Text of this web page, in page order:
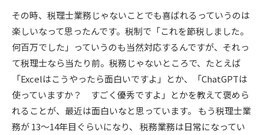
その時、税理士業務じゃないことでも喜ばれるっていうのは
楽しいなって思ったんです。税制で「これを節税しました。
何百万でした」っていうのも当然対応するんですが、それっ
て税理士なら当たり前。税務じゃないところで、たとえば
「Excelはこうやったら面白いですよ」とか、「ChatGPTは
使っていますか？ すごく優秀ですよ」とかを教えて褒めら
れることが、最近は面白いなと思っています。 もう税理士業
務が 13～14年目ぐらいになり、 税務業務は日常になってい